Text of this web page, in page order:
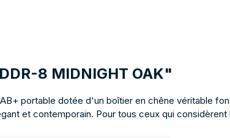
8 MIDNIGHT OAK"
portable dotée d'un boîtier en chêne véritable
et contemporain. Pour tous ceux qui